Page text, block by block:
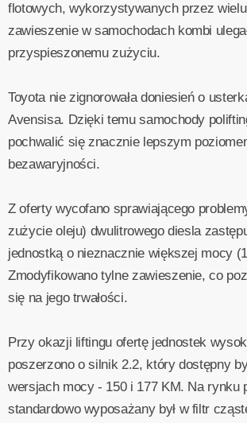
flotowych, wykorzystywanych przez
zawieszenie w samochodach kombi
przyspieszonemu zużyciu.
Toyota nie zignorowała doniesień o
Avensisa. Dzięki temu samochody
pochwalić się znacznie lepszym
bezawaryjności.
Z oferty wycofano sprawiającego
zużycie oleju) dwulitrowego diesla
jednostką o nieznacznie większej mocy
Zmodyfikowano tylne zawieszenie, co
się na jego trwałości.
Przy okazji liftingu ofertę jednostek
poszerzono o silnik 2.2, który dostępny
wersjach mocy - 150 i 177 KM. Na rynku
standardowo wyposażany był w filtr